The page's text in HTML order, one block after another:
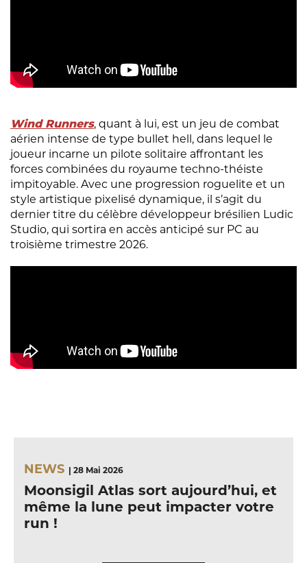
Wind Runners, quant à lui, est un jeu de combat
aérien intense de type bullet hell, dans lequel le
joueur incarne un pilote solitaire affrontant les
forces combinées du royaume techno-théiste
impitoyable. Avec une progression roguelite et un
style artistique pixelisé dynamique, il s’agit du
dernier titre du célèbre développeur brésilien Ludic
Studio, qui sortira en accès anticipé sur PC au
troisième trimestre 2026.
NEWS | 28 Mai 2026
Moonsigil Atlas sort aujourd’hui, et
même la lune peut impacter votre
run !